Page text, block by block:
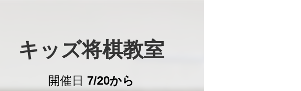
キッズ将棋教室
開催日 7/20から